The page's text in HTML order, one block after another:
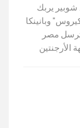
شوبير يربك
وبانينكا
مصر
الأرجنتين